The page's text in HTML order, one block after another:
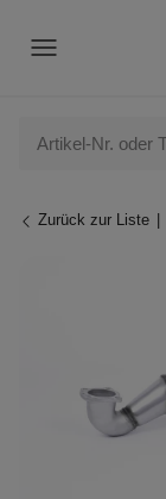
Zurück zur Liste